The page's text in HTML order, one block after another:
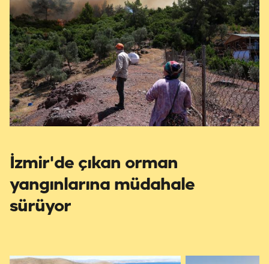
İzmir'de çıkan orman
yangınlarına müdahale
sürüyor